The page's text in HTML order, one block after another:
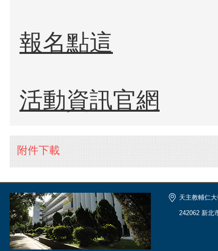
報名點這
活動資訊官網
附件下載
天主教輔仁
242062 新北